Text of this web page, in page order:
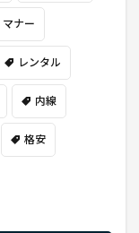
マナー
レンタル
内線
格安